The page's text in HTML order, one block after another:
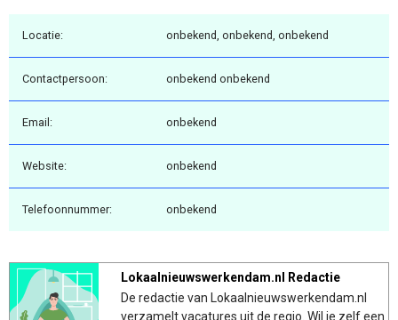
Locatie: onbekend, onbekend, onbekend
Contactpersoon: onbekend onbekend
Email: onbekend
Website: onbekend
Telefoonnummer: onbekend
Lokaalnieuwswerkendam.nl Redactie
De redactie van Lokaalnieuwswerkendam.nl
verzamelt vacatures uit de regio. Wil je zelf een